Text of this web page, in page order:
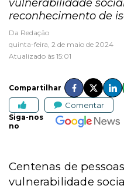
vulnerabilidade
reconhecimento de
Da Redação
quinta-feira, 2 de maio de 2024
Atualizado às 15:01
Compartilhar
Comentar
Siga-nos
no
Centenas de
vulnerabilidade